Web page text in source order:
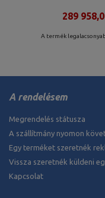
A termék
289
A rendelésem
Megrendelés státusza
A szállítmány nyomon
Egy terméket szeretnék
Vissza szeretnék küldeni
Kapcsolat